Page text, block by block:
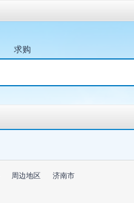
求购
周边地区
济南市